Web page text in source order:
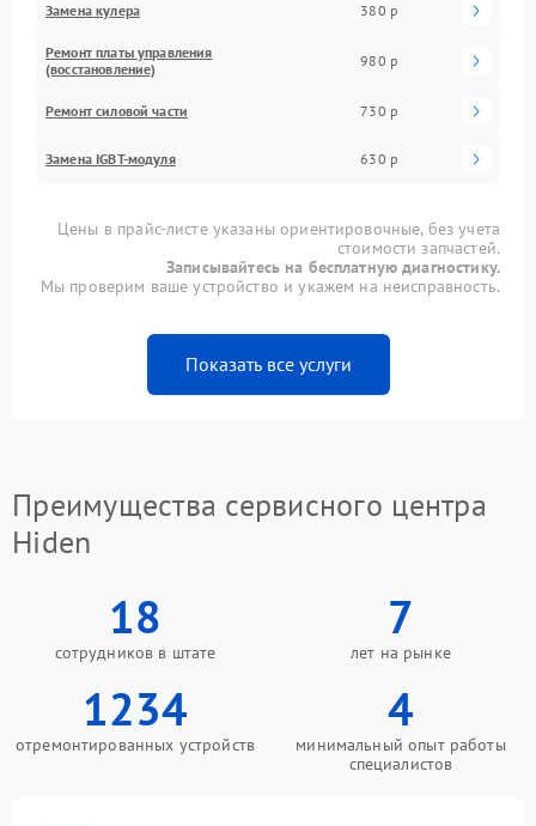
Замена кулера 380 р
Ремонт платы управления
(восстановление)
980 р
Ремонт силовой части 730 р
Замена IGBT-модуля 630 р
Цены в прайс-листе указаны ориентировочные, без учета
стоимости запчастей.
Записывайтесь на бесплатную диагностику.
Мы проверим ваше устройство и укажем на неисправность.
Показать все услуги
Преимущества сервисного центра
Hiden
18
сотрудников в штате
7
лет на рынке
1234
отремонтированных устройств
4
минимальный опыт работы
специалистов